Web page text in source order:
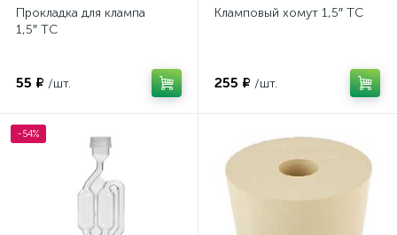
Прокладка для клампа
1,5″ TC
55 ₽ /шт.
Кламповый хомут 1,5″ TC
255 ₽ /шт.
-54%